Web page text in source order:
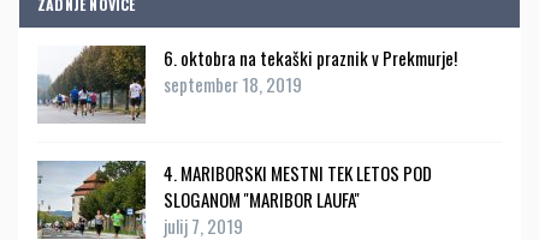
ZADNJE NOVICE
6. oktobra na tekaški praznik v Prekmurje!
september 18, 2019
4. MARIBORSKI MESTNI TEK LETOS POD
SLOGANOM ''MARIBOR LAUFA''
julij 7, 2019